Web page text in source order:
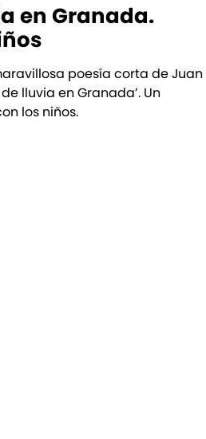
en Granada.
poesía corta de Juan
lluvia en Granada’. Un
los niños.